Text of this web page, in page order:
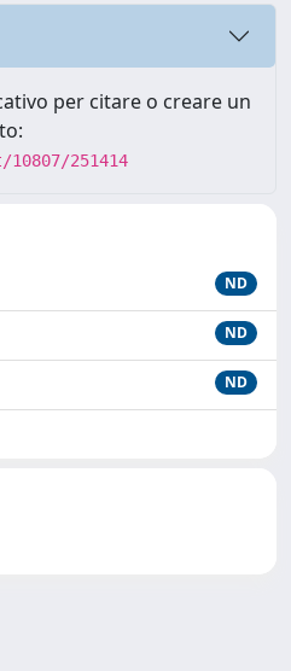
per citare o creare un
251414
ND
ND
ND